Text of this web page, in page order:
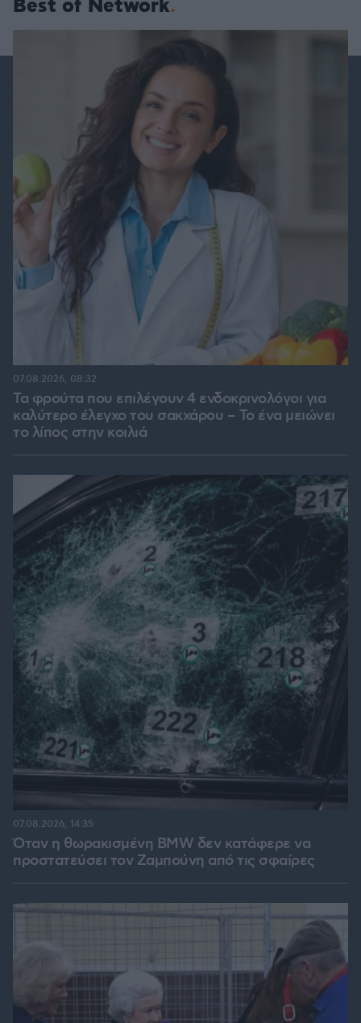
Best of Network
Τα φρούτα που επιλέγουν 4 ενδοκρινολόγοι για
καλύτερο έλεγχο του σακχάρου – Το ένα μειώνει
το λίπος στην κοιλιά
07.08.2026, 08:32
Όταν η θωρακισμένη BMW δεν κατάφερε να
προστατεύσει τον Ζαμπούνη από τις σφαίρες
07.08.2026, 14:35